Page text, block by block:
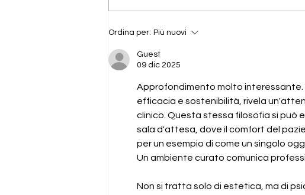
Nite White Philips Zoom ,
Trattamento sbiancante
domiciliare
Ordina per: Più nuovi
Guest
09 dic 2025
Approfondimento molto
efficacia e sostenibilità, rivela
clinico. Questa stessa filosofia si può
sala d'attesa, dove il comfort del
per un esempio di come un singolo
Un ambiente curato comunica
Non si tratta solo di estetica, ma di